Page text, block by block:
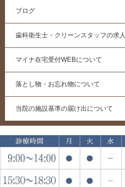
ブログ
歯科衛生士・クリーンスタッフの求人
マイナ在宅受付WEBについて
落とし物・お忘れ物について
当院の施設基準の届け出について